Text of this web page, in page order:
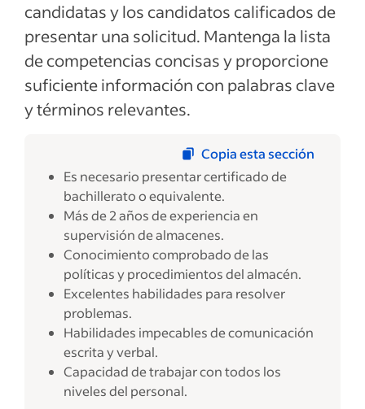
candidatas y los candidatos calificados de
presentar una solicitud. Mantenga la lista
de competencias concisas y proporcione
suficiente información con palabras clave
y términos relevantes.
Copia esta sección
Es necesario presentar certificado de
bachillerato o equivalente.
Más de 2 años de experiencia en
supervisión de almacenes.
Conocimiento comprobado de las
políticas y procedimientos del almacén.
Excelentes habilidades para resolver
problemas.
Habilidades impecables de comunicación
escrita y verbal.
Capacidad de trabajar con todos los
niveles del personal.